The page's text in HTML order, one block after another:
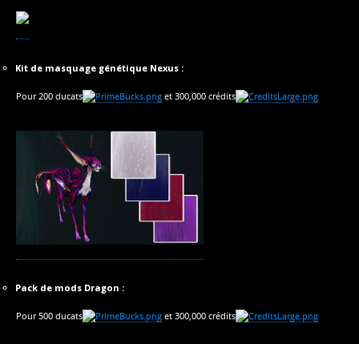
Kit de masquage génétique Nexus :
Pour 200 ducats et 300,000 crédits
Pack de mods Dragon :
Pour 500 ducats et 300,000 crédits